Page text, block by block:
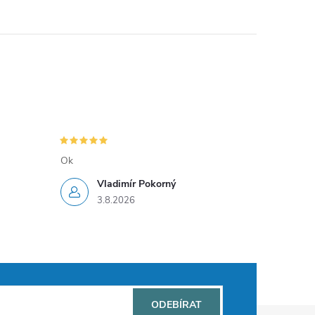
Vladimír Pokorný
3.8.2026
Ok
ODEBÍRAT